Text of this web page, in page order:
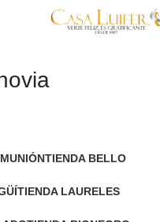
TIENDA BELLO
TIENDA LAURELES